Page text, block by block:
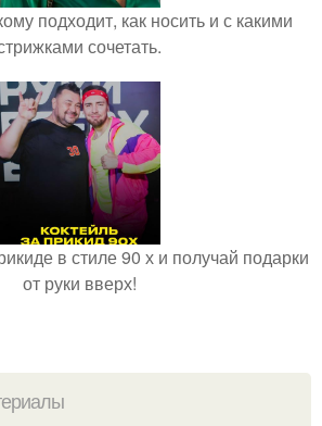
подходит, как носить и с какими
сочетать.
в стиле 90 х и получай подарки
от руки вверх!